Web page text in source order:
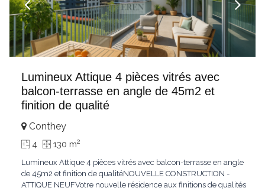
Lumineux Attique 4 pièces vitrés avec
balcon-terrasse en angle de 45m2 et
finition de qualité
Conthey
4 130 m2
Lumineux Attique 4 pièces vitrés avec balcon-terrasse en angle
de 45m2 et finition de qualitéNOUVELLE CONSTRUCTION -
ATTIQUE NEUFVotre nouvelle résidence aux finitions de qualités